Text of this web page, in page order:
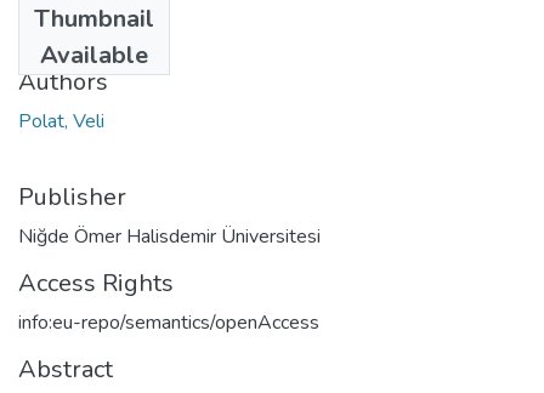
Thumbnail
Available
2023
Authors
Polat, Veli
Publisher
Niğde Ömer Halisdemir Üniversitesi
Access Rights
info:eu-repo/semantics/openAccess
Abstract